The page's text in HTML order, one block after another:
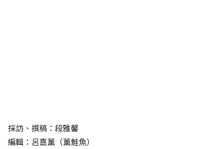
採訪、撰稿：段雅馨
編輯：呂嘉薰（薰鮭魚）